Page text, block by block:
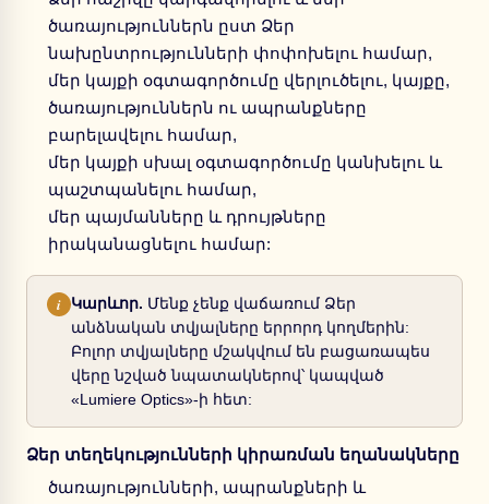
ծառայություններն ըստ Ձեր
նախընտրությունների փոփոխելու համար,
մեր կայքի օգտագործումը վերլուծելու, կայքը,
ծառայություններն ու ապրանքները
բարելավելու համար,
մեր կայքի սխալ օգտագործումը կանխելու և
պաշտպանելու համար,
մեր պայմանները և դրույթները
իրականացնելու համար:
i Կարևոր. Մենք չենք վաճառում Ձեր
անձնական տվյալները երրորդ կողմերին:
Բոլոր տվյալները մշակվում են բացառապես
վերը նշված նպատակներով՝ կապված
«Lumiere Optics»-ի հետ:
Ձեր տեղեկությունների կիրառման եղանակները
ծառայությունների, ապրանքների և